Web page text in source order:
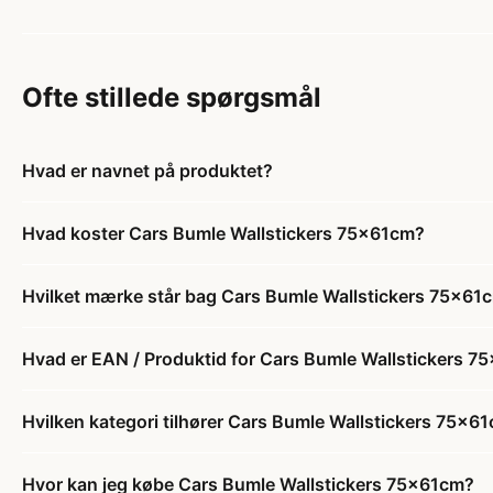
Ofte stillede spørgsmål
Hvad er navnet på produktet?
Hvad koster Cars Bumle Wallstickers 75x61cm?
Hvilket mærke står bag Cars Bumle Wallstickers
Hvad er EAN / Produktid for Cars Bumle Wallstickers
Hvilken kategori tilhører Cars Bumle Wallstickers
Hvor kan jeg købe Cars Bumle Wallstickers 75x61cm?